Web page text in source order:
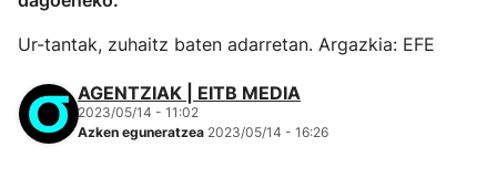
Ur-tantak, zuhaitz baten adarretan. Argazkia: EFE
AGENTZIAK | EITB MEDIA
2023/05/14 - 11:02
Azken eguneratzea 2023/05/14 - 16:26